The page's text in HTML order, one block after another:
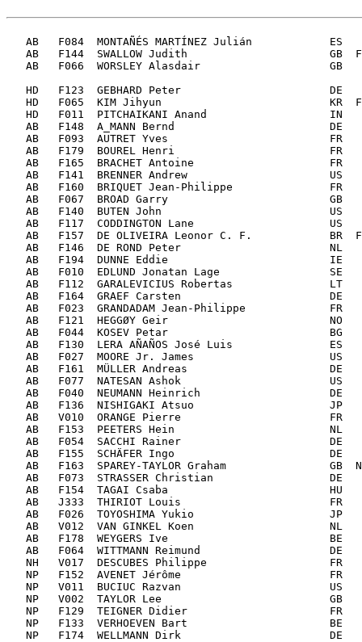
AB   F084  MONTAÑÉS MARTÍNEZ Julián            ES
AB   F144  SWALLOW Judith                      GB
AB   F066  WORSLEY Alasdair                    GB
HD   F123  GEBHARD Peter                       DE
HD   F065  KIM Jihyun                          KR
HD   F011  PITCHAIKANI Anand                   IN
AB   F148  A_MANN Bernd                        DE
AB   F093  AUTRET Yves                         FR
AB   F179  BOUREL Henri                        FR
AB   F165  BRACHET Antoine                     FR
AB   F141  BRENNER Andrew                      US
AB   F160  BRIQUET Jean-Philippe               FR
AB   F067  BROAD Garry                         GB
AB   F140  BUTEN John                          US
AB   F117  CODDINGTON Lane                     US
AB   F157  DE OLIVEIRA Leonor C. F.            BR
AB   F146  DE ROND Peter                       NL
AB   F194  DUNNE Eddie                         IE
AB   F010  EDLUND Jonatan Lage                 SE
AB   F112  GARALEVICIUS Robertas               LT
AB   F164  GRAEF Carsten                       DE
AB   F023  GRANDADAM Jean-Philippe             FR
AB   F121  HEGGØY Geir                         NO
AB   F044  KOSEV Petar                         BG
AB   F130  LERA AÑAÑOS José Luis               ES
AB   F027  MOORE Jr. James                     US
AB   F161  MÜLLER Andreas                      DE
AB   F077  NATESAN Ashok                       US
AB   F040  NEUMANN Heinrich                    DE
AB   F136  NISHIGAKI Atsuo                     JP
AB   V010  ORANGE Pierre                       FR
AB   F153  PEETERS Hein                        NL
AB   F054  SACCHI Rainer                       DE
AB   F155  SCHÄFER Ingo                        DE
AB   F163  SPAREY-TAYLOR Graham                GB
AB   F073  STRASSER Christian                  DE
AB   F154  TAGAI Csaba                         HU
AB   J333  THIRIOT Louis                       FR
AB   F026  TOYOSHIMA Yukio                     JP
AB   V012  VAN GINKEL Koen                     NL
AB   F178  WEYGERS Ive                         BE
AB   F064  WITTMANN Reimund                    DE
NH   V017  DESCUBES Philippe                   FR
NP   F152  AVENET Jérôme                       FR
NP   V011  BUCIUC Razvan                       US
NP   V002  TAYLOR Lee                          GB
NP   F129  TEIGNER Didier                      FR
NP   F133  VERHOEVEN Bart                      BE
NP   F174  WELLMANN Dirk                       DE